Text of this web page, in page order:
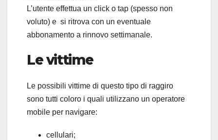
L’utente effettua un click o tap (spesso non
voluto) e si ritrova con un eventuale
abbonamento a rinnovo settimanale.
Le vittime
Le possibili vittime di questo tipo di raggiro
sono tutti coloro i quali utilizzano un operatore
mobile per navigare:
cellulari;